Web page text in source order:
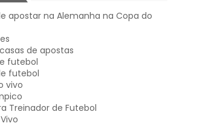
apostar na Alemanha na Copa do
de apostas
futebol
futebol
vivo
Treinador de Futebol